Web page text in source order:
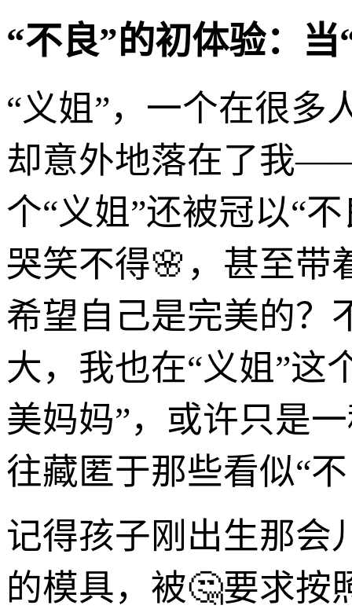
“不良”的初体验：
“义姐”，一个在很多
却意外地落在了我
个“义姐”还被冠以“
哭笑不得🌸，甚至带
希望自己是完美的？
大，我也在“义姐”这
美妈妈”，或许只是
往藏匿于那些看似“
记得孩子刚出生那会
的模具，被🤔要求按